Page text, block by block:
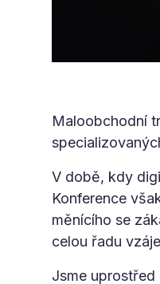
Maloobchodní
V době, kdy
Konference
měnícího se
celou řadu
Jsme